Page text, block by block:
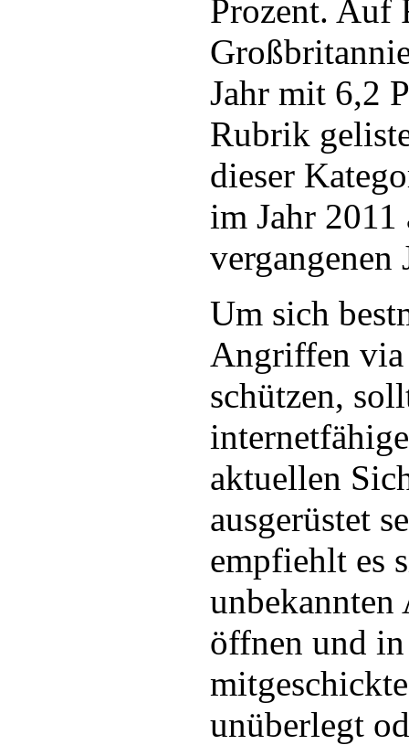
Prozent. Auf
Jahr mit 6,2
Rubrik
dieser
im Jahr
vergangenen
Um sich
Angriffen
schützen,
aktuellen
ausgerüstet
empfiehlt es
unbekannten
öffnen und
unüberlegt